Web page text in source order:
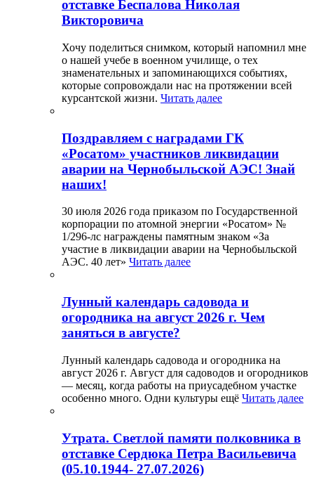
отставке Беспалова Николая
Викторовича
Хочу поделиться снимком, который напомнил мне
о нашей учебе в военном училище, о тех
знаменательных и запоминающихся событиях,
которые сопровождали нас на протяжении всей
курсантской жизни. Читать далее
Поздравляем с наградами ГК
«Росатом» участников ликвидации
аварии на Чернобыльской АЭС! Знай
наших!
30 июля 2026 года приказом по Государственной
корпорации по атомной энергии «Росатом» №
1/296-лс награждены памятным знаком «За
участие в ликвидации аварии на Чернобыльской
АЭС. 40 лет» Читать далее
Лунный календарь садовода и
огородника на август 2026 г. Чем
заняться в августе?
Лунный календарь садовода и огородника на
август 2026 г. Август для садоводов и огородников
— месяц, когда работы на приусадебном участке
особенно много. Одни культуры ещё Читать далее
Утрата. Светлой памяти полковника в
отставке Сердюка Петра Васильевича
(05.10.1944- 27.07.2026)